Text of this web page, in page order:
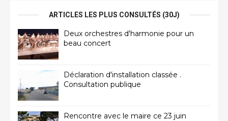
ARTICLES LES PLUS CONSULTÉS (30J)
Deux orchestres d'harmonie pour un
beau concert
Déclaration d'installation classée .
Consultation publique
Rencontre avec le maire ce 23 juin